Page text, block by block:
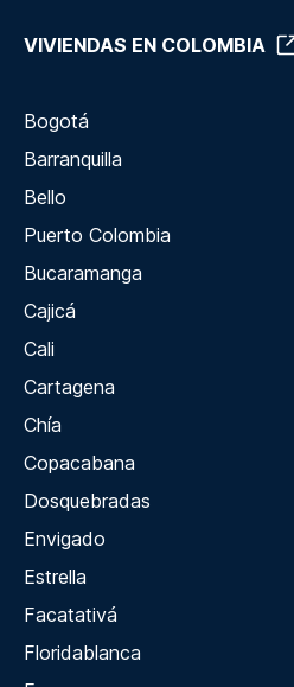
VIVIENDAS EN COLOMBIA
Bogotá
Barranquilla
Bello
Puerto Colombia
Bucaramanga
Cajicá
Cali
Cartagena
Chía
Copacabana
Dosquebradas
Envigado
Estrella
Facatativá
Floridablanca